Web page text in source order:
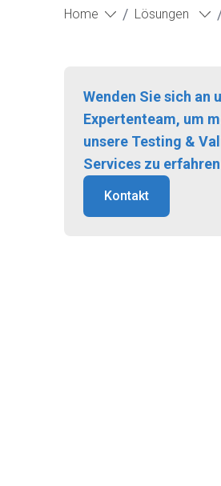
Home / Lösungen
Wenden Sie sich an
Expertenteam, um
unsere Testing &
Services zu erfahren
Kontakt